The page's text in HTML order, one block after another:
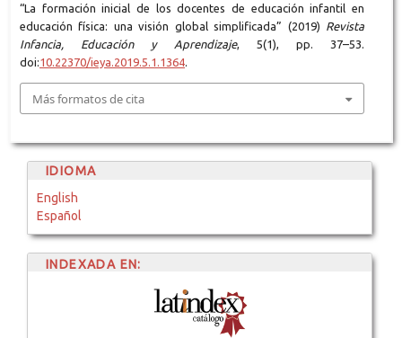
“La formación inicial de los docentes de educación infantil en
educación física: una visión global simplificada” (2019) Revista
Infancia, Educación y Aprendizaje, 5(1), pp. 37–53.
doi:10.22370/ieya.2019.5.1.1364.
Más formatos de cita
IDIOMA
English
Español
INDEXADA EN: